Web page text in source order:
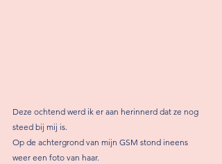
Deze ochtend werd ik er aan herinnerd dat ze nog
steed bij mij is.
Op de achtergrond van mijn GSM stond ineens
weer een foto van haar.